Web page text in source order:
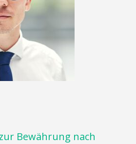
Bewährung nach